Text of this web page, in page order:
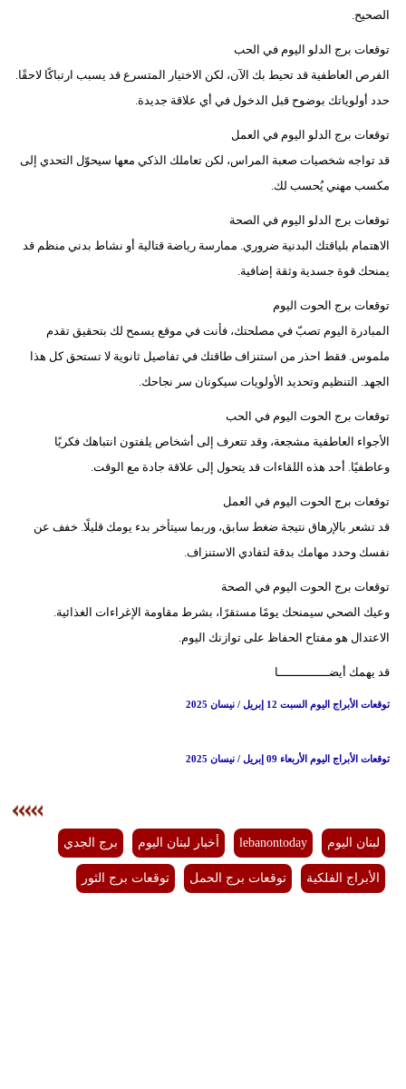
الصحيح.
توقعات برج الدلو اليوم في الحب
الفرص العاطفية قد تحيط بك الآن، لكن الاختيار المتسرع قد يسبب ارتباكًا لاحقًا.
حدد أولوياتك بوضوح قبل الدخول في أي علاقة جديدة.
توقعات برج الدلو اليوم في العمل
قد تواجه شخصيات صعبة المراس، لكن تعاملك الذكي معها سيحوّل التحدي إلى
مكسب مهني يُحسب لك.
توقعات برج الدلو اليوم في الصحة
الاهتمام بلياقتك البدنية ضروري. ممارسة رياضة قتالية أو نشاط بدني منظم قد
يمنحك قوة جسدية وثقة إضافية.
توقعات برج الحوت اليوم
المبادرة اليوم تصبّ في مصلحتك، فأنت في موقع يسمح لك بتحقيق تقدم
ملموس. فقط احذر من استنزاف طاقتك في تفاصيل ثانوية لا تستحق كل هذا
الجهد. التنظيم وتحديد الأولويات سيكونان سر نجاحك.
توقعات برج الحوت اليوم في الحب
الأجواء العاطفية مشجعة، وقد تتعرف إلى أشخاص يلفتون انتباهك فكريًا
وعاطفيًا. أحد هذه اللقاءات قد يتحول إلى علاقة جادة مع الوقت.
توقعات برج الحوت اليوم في العمل
قد تشعر بالإرهاق نتيجة ضغط سابق، وربما سيتأخر بدء يومك قليلًا. خفف عن
نفسك وحدد مهامك بدقة لتفادي الاستنزاف.
توقعات برج الحوت اليوم في الصحة
وعيك الصحي سيمنحك يومًا مستقرًا، بشرط مقاومة الإغراءات الغذائية.
الاعتدال هو مفتاح الحفاظ على توازنك اليوم.
قد يهمك أيضــــــــــــــا
توقعات الأبراج اليوم السبت 12 إبريل / نيسان 2025
توقعات الأبراج اليوم الأربعاء 09 إبريل / نيسان 2025
لبنان اليوم lebanontoday أخبار لبنان اليوم برج الجدي
الأبراج الفلكية توقعات برج الحمل توقعات برج الثور